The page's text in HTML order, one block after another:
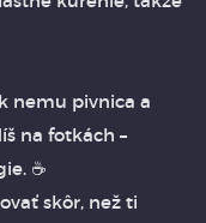
nemu pivnica a
na fotkách –
☕
skôr, než ti